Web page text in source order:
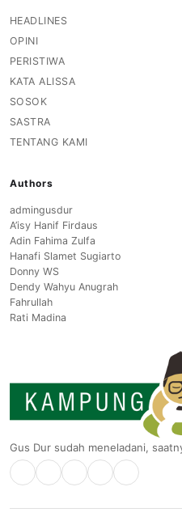
HEADLINES
OPINI
PERISTIWA
KATA ALISSA
SOSOK
SASTRA
TENTANG KAMI
Authors
admingusdur
A’isy Hanif Firdaus
Adin Fahima Zulfa
Hanafi Slamet Sugiarto
Donny WS
Dendy Wahyu Anugrah
Fahrullah
Rati Madina
Gus Dur sudah meneladani,